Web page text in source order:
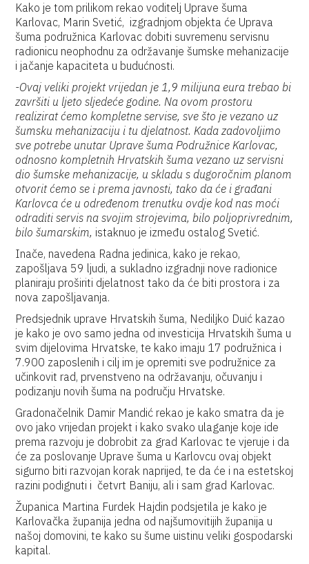
Kako je tom prilikom rekao voditelj Uprave šuma
Karlovac, Marin Svetić, izgradnjom objekta će Uprava
šuma podružnica Karlovac dobiti suvremenu servisnu
radionicu neophodnu za održavanje šumske mehanizacije
i jačanje kapaciteta u budućnosti.
-Ovaj veliki projekt vrijedan je 1,9 milijuna eura trebao bi
završiti u ljeto sljedeće godine. Na ovom prostoru
realizirat ćemo kompletne servise, sve što je vezano uz
šumsku mehanizaciju i tu djelatnost. Kada zadovoljimo
sve potrebe unutar Uprave šuma Podružnice Karlovac,
odnosno kompletnih Hrvatskih šuma vezano uz servisni
dio šumske mehanizacije, u skladu s dugoročnim planom
otvorit ćemo se i prema javnosti, tako da će i građani
Karlovca će u određenom trenutku ovdje kod nas moći
odraditi servis na svojim strojevima, bilo poljoprivrednim,
bilo šumarskim, istaknuo je između ostalog Svetić.
Inače, navedena Radna jedinica, kako je rekao,
zapošljava 59 ljudi, a sukladno izgradnji nove radionice
planiraju proširiti djelatnost tako da će biti prostora i za
nova zapošljavanja.
Predsjednik uprave Hrvatskih šuma, Nediljko Duić kazao
je kako je ovo samo jedna od investicija Hrvatskih šuma u
svim dijelovima Hrvatske, te kako imaju 17 podružnica i
7.900 zaposlenih i cilj im je opremiti sve podružnice za
učinkovit rad, prvenstveno na održavanju, očuvanju i
podizanju novih šuma na području Hrvatske.
Gradonačelnik Damir Mandić rekao je kako smatra da je
ovo jako vrijedan projekt i kako svako ulaganje koje ide
prema razvoju je dobrobit za grad Karlovac te vjeruje i da
će za poslovanje Uprave šuma u Karlovcu ovaj objekt
sigurno biti razvojan korak naprijed, te da će i na estetskoj
razini podignuti i četvrt Baniju, ali i sam grad Karlovac.
Županica Martina Furdek Hajdin podsjetila je kako je
Karlovačka županija jedna od najšumovitijih županija u
našoj domovini, te kako su šume uistinu veliki gospodarski
kapital.